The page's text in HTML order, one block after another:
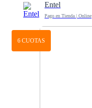
Entel
Pago en Tienda | Online
6 CUOTAS